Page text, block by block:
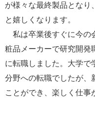
が様々な最終製品となり
と嬉しくなります。
私は卒業後すぐに今の
粧品メーカーで研究開発
に転職しました。大学で
分野への転職でしたが、
ことができ、楽しく仕事